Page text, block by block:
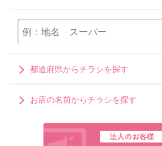
都道府県からチラシを探す
お店の名前からチラシを探す